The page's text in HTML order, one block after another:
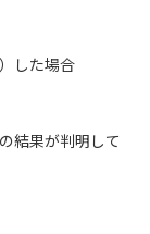
した場合
結果が判明して